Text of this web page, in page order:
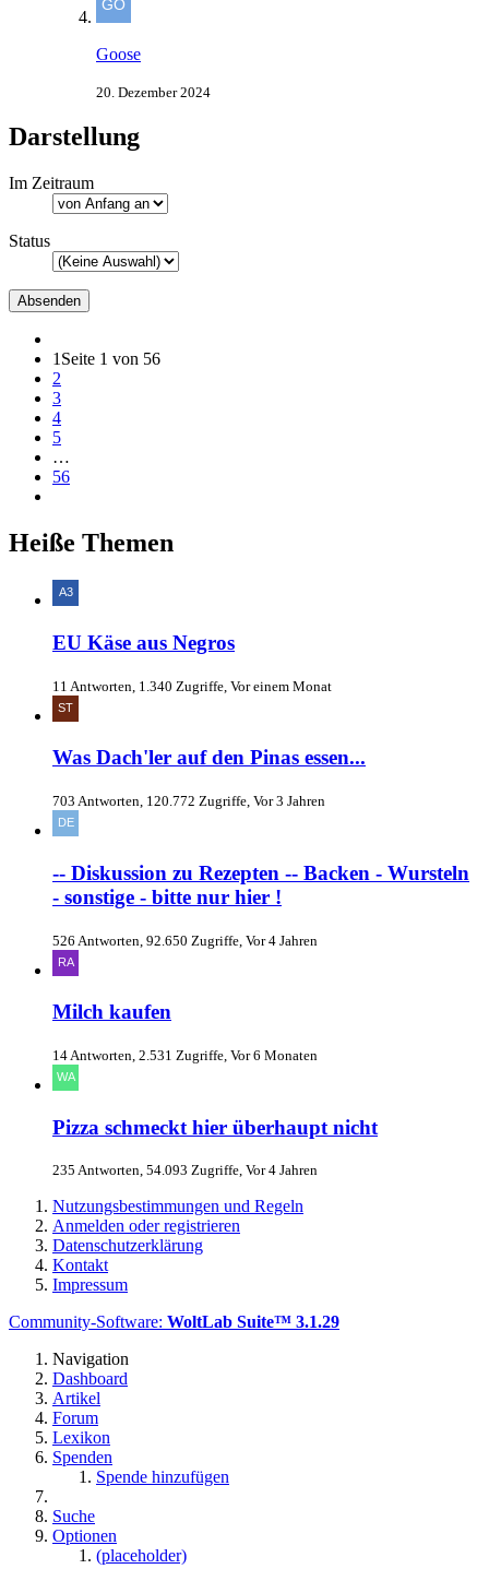
Goose
20. Dezember 2024
Darstellung
Im Zeitraum
Status
1 Seite 1 von 56
2
3
4
5
…
56
Heiße Themen
EU Käse aus Negros
11 Antworten, 1.340 Zugriffe, Vor einem Monat
Was Dach'ler auf den Pinas essen...
703 Antworten, 120.772 Zugriffe, Vor 3 Jahren
-- Diskussion zu Rezepten -- Backen - Wursteln
- sonstige - bitte nur hier !
526 Antworten, 92.650 Zugriffe, Vor 4 Jahren
Milch kaufen
14 Antworten, 2.531 Zugriffe, Vor 6 Monaten
Pizza schmeckt hier überhaupt nicht
235 Antworten, 54.093 Zugriffe, Vor 4 Jahren
Nutzungsbestimmungen und Regeln
Anmelden oder registrieren
Datenschutzerklärung
Kontakt
Impressum
Community-Software: WoltLab Suite™ 3.1.29
Navigation
Dashboard
Artikel
Forum
Lexikon
Spenden
Spende hinzufügen
Suche
Optionen
(placeholder)